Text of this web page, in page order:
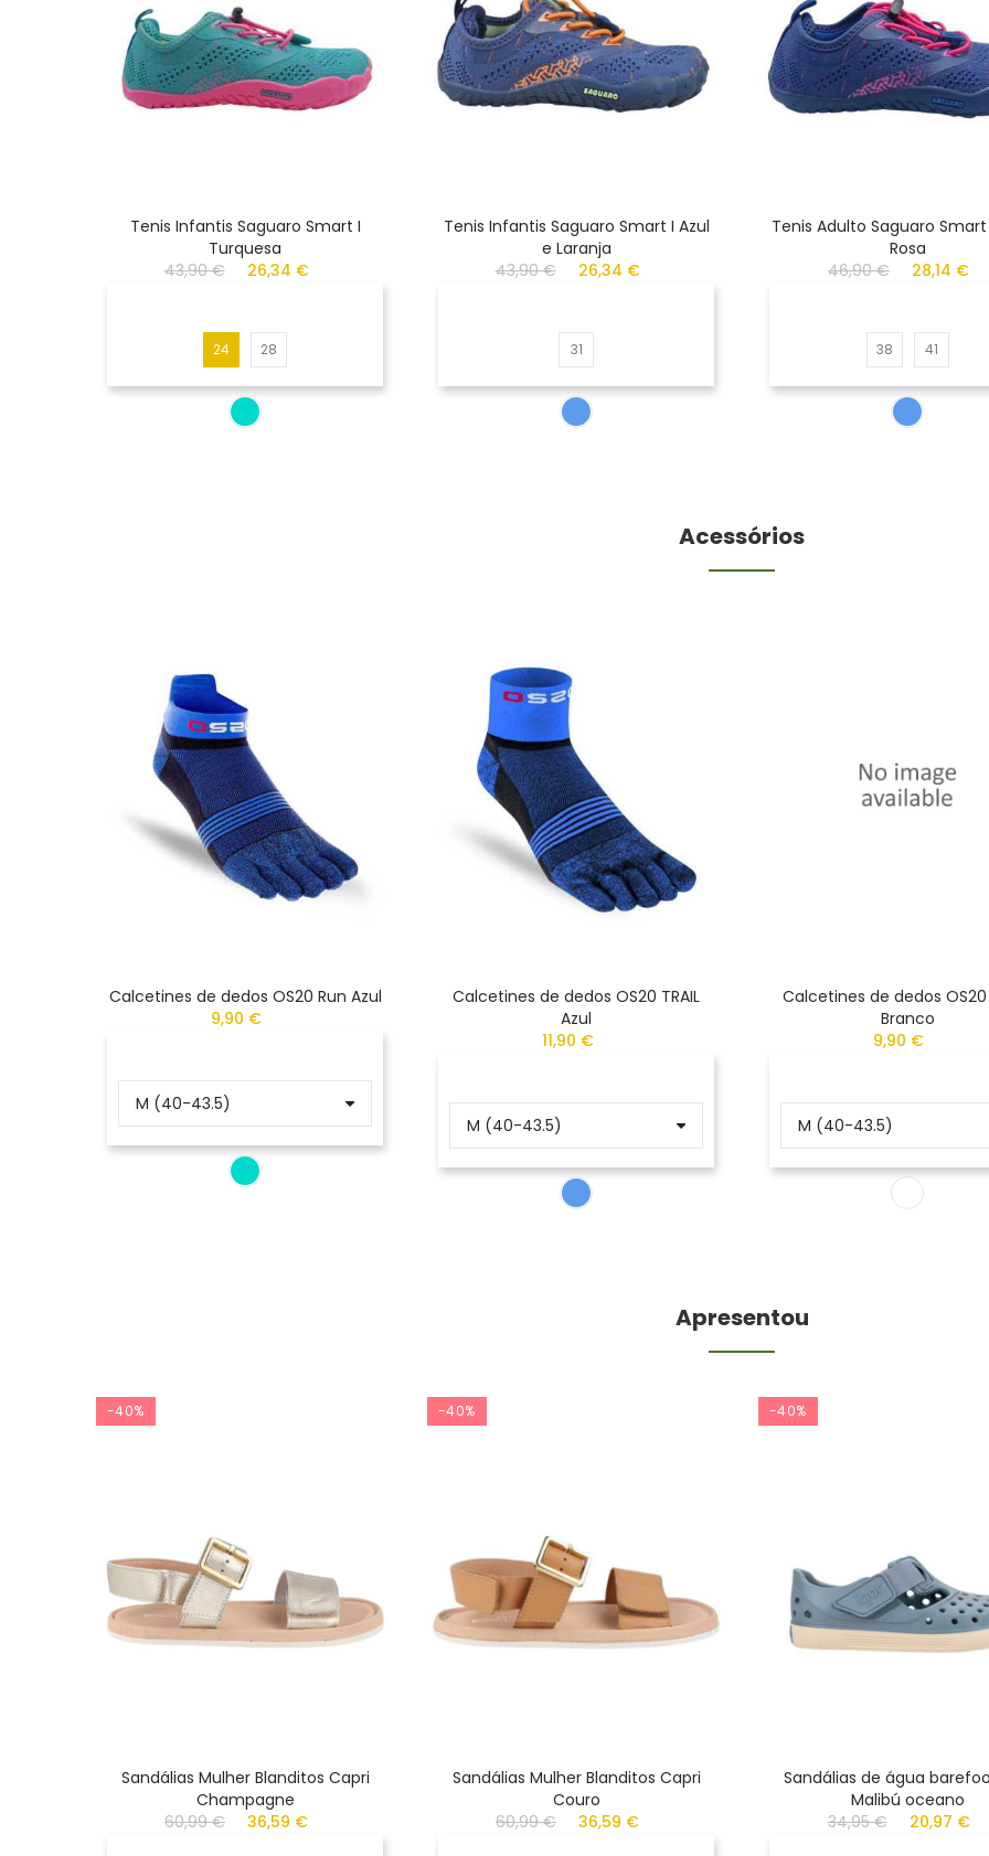
Tenis Infantis Saguaro Smart I
Turquesa
43,90 €
26,34 €
24 28
Tenis Infantis Saguaro Smart I Azul
e Laranja
43,90 €
26,34 €
31
Tenis Adulto Saguaro Smart
Rosa
46,90 €
28,14 €
38 41
Acessórios
Calcetines de dedos OS20 Run Azul
9,90 €
Calcetines de dedos OS20 TRAIL
Azul
11,90 €
Calcetines de dedos
Branco
9,90 €
Apresentou
-40%
Sandálias Mulher Blanditos Capri
Champagne
60,99 €
36,59 €
-40%
Sandálias Mulher Blanditos Capri
Couro
60,99 €
36,59 €
-40%
Sandálias de água
Malibú oceano
34,95 €
20,97 €